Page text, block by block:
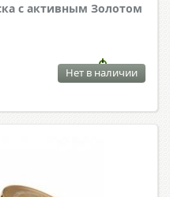
с активным Золотом
Нет в наличии